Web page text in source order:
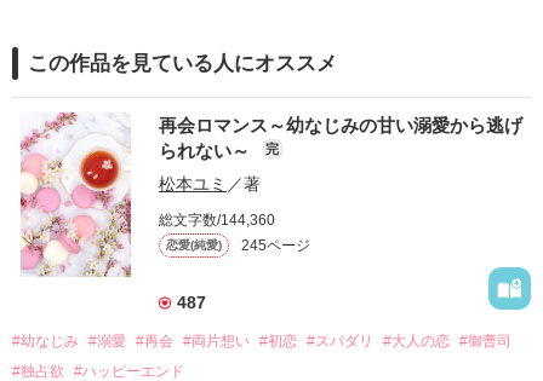
この作品を見ている人にオススメ
再会ロマンス～幼なじみの甘い溺愛から逃げ
られない～
完
松本ユミ ／著
総文字数/144,360
恋愛(純愛) 245ページ
487
#幼なじみ #溺愛 #再会 #両片想い #初恋 #スパダリ #大人の恋 #御曹司
#独占欲
#ハッピーエンド